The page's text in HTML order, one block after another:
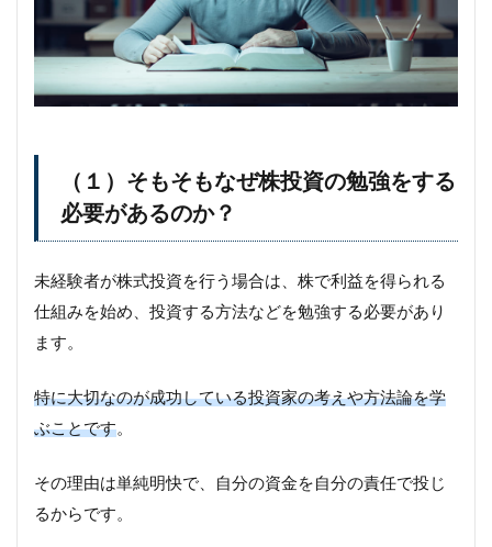
（１）そもそもなぜ株投資の勉強をする
必要があるのか？
未経験者が株式投資を行う場合は、株で利益を得られる
仕組みを始め、投資する方法などを勉強する必要があり
ます。
特に大切なのが成功している投資家の考えや方法論を学
ぶことです。
その理由は単純明快で、自分の資金を自分の責任で投じ
るからです。